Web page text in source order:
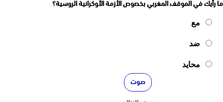
ما رأيك في الموقف المغربي بخصوص الأزمة الأوكرانية الروسية؟
مع
ضد
محايد